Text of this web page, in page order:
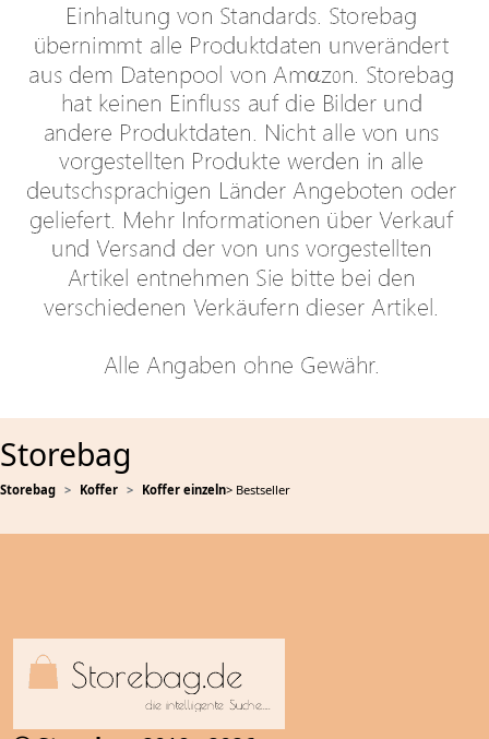
Storebag
Storebag Koffer Koffer einzeln> Bestseller